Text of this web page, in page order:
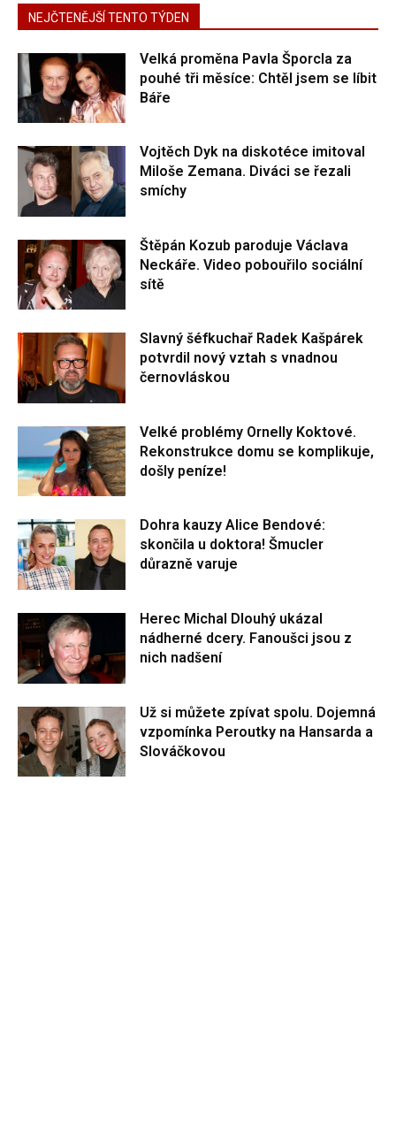
NEJČTENĚJŠÍ TENTO TÝDEN
Velká proměna Pavla Šporcla za
pouhé tři měsíce: Chtěl jsem se líbit
Báře
Vojtěch Dyk na diskotéce imitoval
Miloše Zemana. Diváci se řezali
smíchy
Štěpán Kozub paroduje Václava
Neckáře. Video pobouřilo sociální
sítě
Slavný šéfkuchař Radek Kašpárek
potvrdil nový vztah s vnadnou
černovláskou
Velké problémy Ornelly Koktové.
Rekonstrukce domu se komplikuje,
došly peníze!
Dohra kauzy Alice Bendové:
skončila u doktora! Šmucler
důrazně varuje
Herec Michal Dlouhý ukázal
nádherné dcery. Fanoušci jsou z
nich nadšení
Už si můžete zpívat spolu. Dojemná
vzpomínka Peroutky na Hansarda a
Slováčkovou